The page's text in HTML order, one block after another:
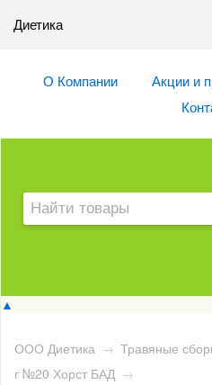
Диетика
О Компании Акции и
▲
ООО Диетика → Травяные
г №20 Хорст БАД →